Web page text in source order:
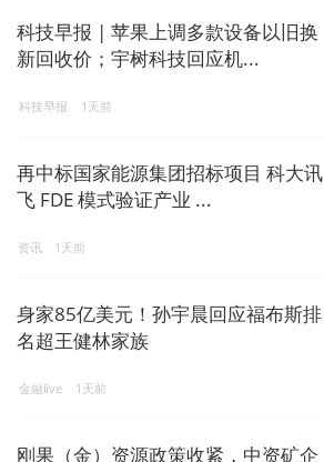
科技早报 | 苹果上调多款设备以旧换
新回收价；宇树科技回应机...
科技早报 1天前
再中标国家能源集团招标项目 科大讯
飞 FDE 模式验证产业 ...
资讯 1天前
身家85亿美元！孙宇晨回应福布斯排
名超王健林家族
金融live 1天前
刚果（金）资源政策收紧，中资矿企